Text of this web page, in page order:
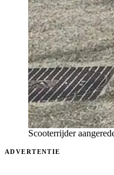
Scooterrijder
ADVERTENTIE